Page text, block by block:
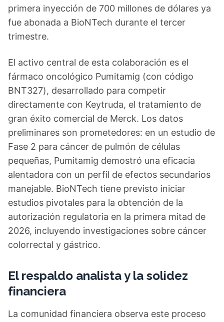
primera inyección de 700 millones de dólares ya
fue abonada a BioNTech durante el tercer
trimestre.
El activo central de esta colaboración es el
fármaco oncológico Pumitamig (con código
BNT327), desarrollado para competir
directamente con Keytruda, el tratamiento de
gran éxito comercial de Merck. Los datos
preliminares son prometedores: en un estudio de
Fase 2 para cáncer de pulmón de células
pequeñas, Pumitamig demostró una eficacia
alentadora con un perfil de efectos secundarios
manejable. BioNTech tiene previsto iniciar
estudios pivotales para la obtención de la
autorización regulatoria en la primera mitad de
2026, incluyendo investigaciones sobre cáncer
colorrectal y gástrico.
El respaldo analista y la solidez
financiera
La comunidad financiera observa este proceso